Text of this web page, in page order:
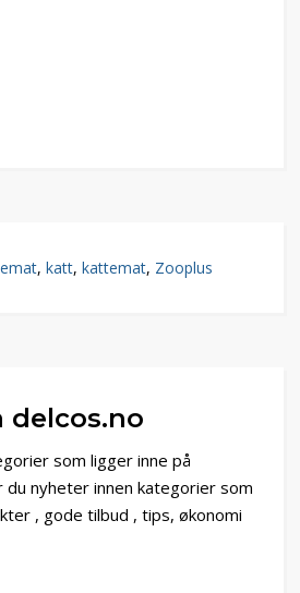
, katt, kattemat, Zooplus
delcos.no
som ligger inne på
nyheter innen kategorier som
, gode tilbud , tips, økonomi